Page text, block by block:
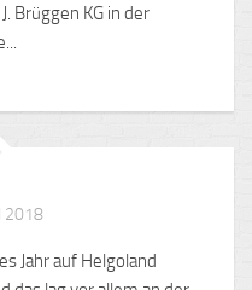
Brüggen KG in der
2018
Jahr auf Helgoland